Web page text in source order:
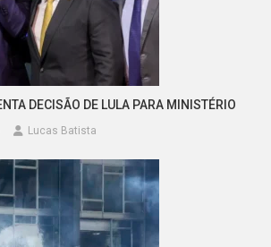
DECISÃO DE LULA PARA MINISTÉRIO
Lucas Batista